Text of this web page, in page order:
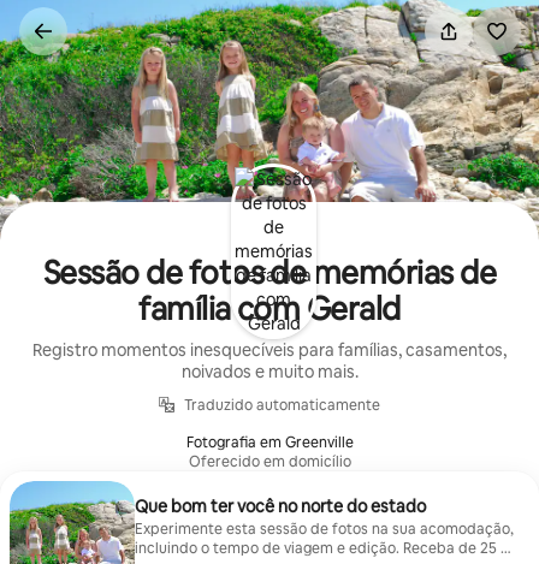
Pular
para
o
conteúdo
Sessão de fotos de memórias de
família com Gerald
Registro momentos inesquecíveis para famílias, casamentos,
noivados e muito mais.
Traduzido automaticamente
Fotografia em Greenville
Oferecido em domicílio
Que bom ter você no norte do estado
Experimente esta sessão de fotos na sua acomodação,
incluindo o tempo de viagem e edição. Receba de 25 a